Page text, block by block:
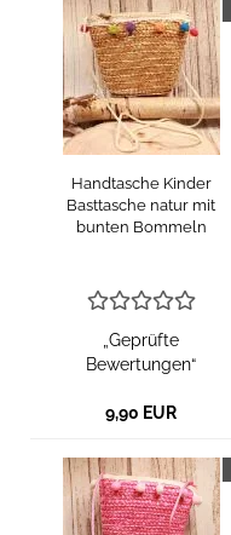
Handtasche Kinder
Basttasche natur mit
bunten Bommeln
„Geprüfte
Bewertungen“
9,90 EUR